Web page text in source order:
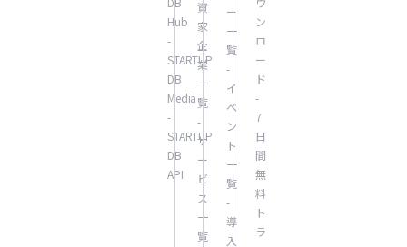
Hub
-
STARTUP
DB
Media
-
STARTUP
DB
API
資
家
企
業
一
覧
-
サ
ー
ビ
ス
一
覧
ー
一
覧
-
イ
ベ
ン
ト
一
覧
-
導
入
ン
ロ
ー
ド
-
7
日
間
無
料
ト
ラ